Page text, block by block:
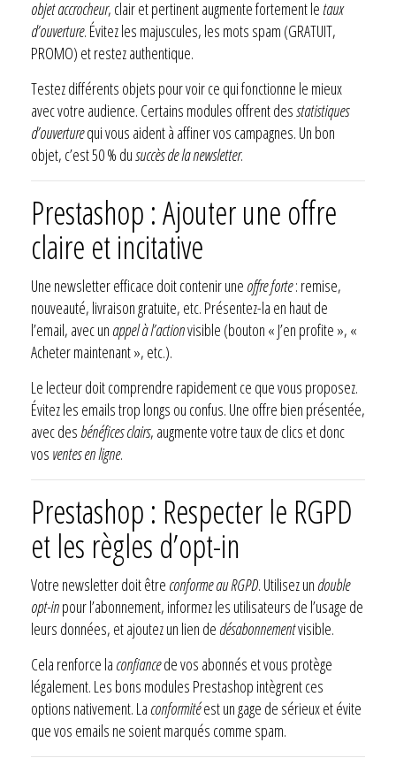
objet accrocheur, clair et pertinent augmente fortement letaux
d’ouverture. Évitez les majuscules, les mots spam (GRATUIT,
PROMO) et restez authentique.
Testez différents objets pour voir ce qui fonctionne le mieux
avec votre audience. Certains modules offrent desstatistiques
d’ouverturequi vous aident à affiner vos campagnes. Un bon
objet, c’est 50 % dusuccès de la newsletter.
Prestashop : Ajouter une offre
claire et incitative
Une newsletter efficace doit contenir une offre forte: remise,
nouveauté, livraison gratuite, etc. Présentez-la en haut de
l’email, avec un appel à l’actionvisible (bouton « J’en profite », «
Acheter maintenant », etc.).
Le lecteur doit comprendre rapidement ce que vous proposez.
Évitez les emails trop longs ou confus. Une offre bien présentée,
avec des bénéfices clairs, augmente votre taux de clics et donc
vos ventes en ligne.
Prestashop : Respecter le RGPD
et les règles d’opt-in
Votre newsletter doit être conforme au RGPD. Utilisez un double
opt-inpour l’abonnement, informez les utilisateurs de l’usage de
leurs données, et ajoutez un lien de désabonnementvisible.
Cela renforce la confiancede vos abonnés et vous protège
légalement. Les bons modules Prestashop intègrent ces
options nativement. La conformitéest un gage de sérieux et évite
que vos emails ne soient marqués comme spam.